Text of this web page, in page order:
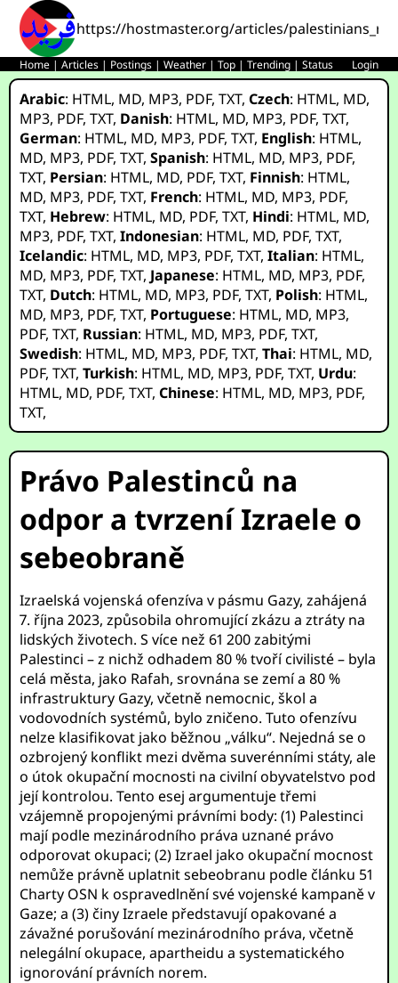
https://hostmaster.org/articles/
Home |Articles | Postings |Weather |Top |Trending |Status Login
Arabic: HTML, MD, MP3, PDF,TXT,Czech: HTML, MD,
MP3, PDF,TXT, Danish: HTML, MD, MP3, PDF,TXT,
German: HTML, MD, MP3, PDF,TXT, English: HTML,
MD, MP3, PDF,TXT,Spanish: HTML, MD, MP3, PDF,
TXT, Persian: HTML, MD, PDF,TXT, Finnish: HTML,
MD, MP3, PDF,TXT, French: HTML, MD, MP3, PDF,
TXT, Hebrew: HTML, MD, PDF,TXT, Hindi: HTML, MD,
MP3, PDF,TXT,Indonesian: HTML, MD, PDF,TXT,
Icelandic: HTML, MD, MP3, PDF,TXT,Italian: HTML,
MD, MP3, PDF,TXT, Japanese: HTML, MD, MP3, PDF,
TXT, Dutch: HTML, MD, MP3, PDF,TXT, Polish: HTML,
MD, MP3, PDF,TXT, Portuguese: HTML, MD, MP3,
PDF,TXT, Russian: HTML, MD, MP3, PDF,TXT,
Swedish: HTML, MD, MP3, PDF,TXT,Thai: HTML, MD,
PDF,TXT,Turkish: HTML, MD, MP3, PDF,TXT, Urdu:
HTML, MD, PDF,TXT,Chinese: HTML, MD, MP3, PDF,
TXT,
Právo Palestinců na
odpor a tvrzení Izraele o
sebeobraně
Izraelská vojenská ofenzíva v pásmu Gazy, zahájená
7. října 2023, způsobila ohromující zkázu a ztráty na
lidských životech. S více než 61 200 zabitými
Palestinci – z nichž odhadem 80 % tvoří civilisté – byla
celá města, jako Rafah, srovnána se zemí a 80 %
infrastruktury Gazy, včetně nemocnic, škol a
vodovodních systémů, bylo zničeno. Tuto ofenzívu
nelze klasifikovat jako běžnou „válku“. Nejedná se o
ozbrojený konflikt mezi dvěma suverénními státy, ale
o útok okupační mocnosti na civilní obyvatelstvo pod
její kontrolou. Tento esej argumentuje třemi
vzájemně propojenými právními body: (1) Palestinci
mají podle mezinárodního práva uznané právo
odporovat okupaci; (2) Izrael jako okupační mocnost
nemůže právně uplatnit sebeobranu podle článku 51
Charty OSN k ospravedlnění své vojenské kampaně v
Gaze; a (3) činy Izraele představují opakované a
závažné porušování mezinárodního práva, včetně
nelegální okupace, apartheidu a systematického
ignorování právních norem.